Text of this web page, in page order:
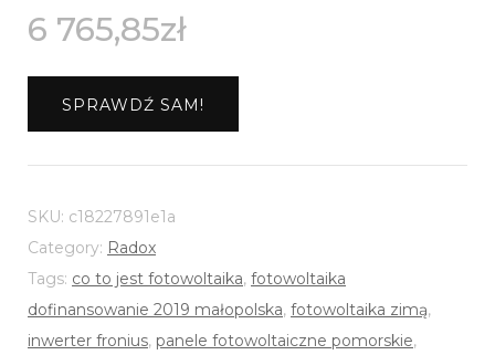
6 765,85zł
SPRAWDŹ SAM!
SKU: c18227891e1a
Category: Radox
Tags: co to jest fotowoltaika, fotowoltaika
dofinansowanie 2019 małopolska, fotowoltaika zimą,
inwerter fronius, panele fotowoltaiczne pomorskie,